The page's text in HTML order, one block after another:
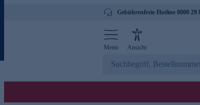
Gebührenfreie Hotline 0800 29
Menü Ansicht